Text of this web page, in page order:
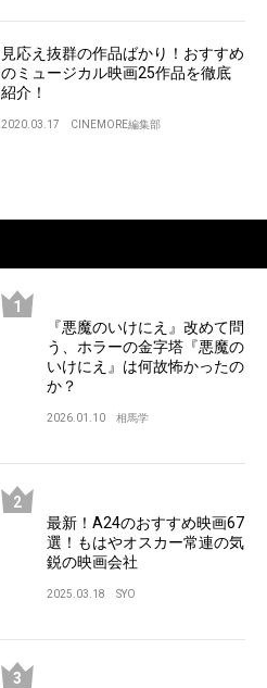
見応え抜群の作品ばかり！おすすめ
のミュージカル映画25作品を徹底
紹介！
2020.03.17 CINEMORE編集部
『悪魔のいけにえ』改めて問
う、ホラーの金字塔『悪魔の
いけにえ』は何故怖かったの
か？
2026.01.10 相馬学
最新！A24のおすすめ映画67
選！もはやオスカー常連の気
鋭の映画会社
2025.03.18 SYO